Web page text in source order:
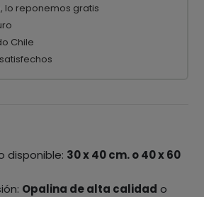
lo reponemos gratis
Chile
disponible: 30 x 40 cm. o 40 x 60
Opalina de alta calidad o